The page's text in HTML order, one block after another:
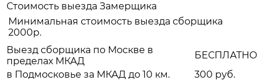
Стоимость выезда Замерщика
Минимальная стоимость выезда сборщика
2000р.
Выезд сборщика по Москве в
пределах МКАД
БЕСПЛАТНО
в Подмосковье за МКАД до 10 км.
300 руб.